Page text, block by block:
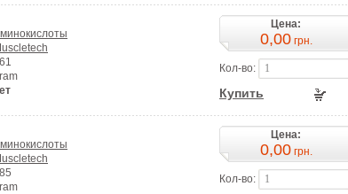
Цена:
0,00грн.
Кол-во:
Купить
Цена:
0,00грн.
Кол-во: